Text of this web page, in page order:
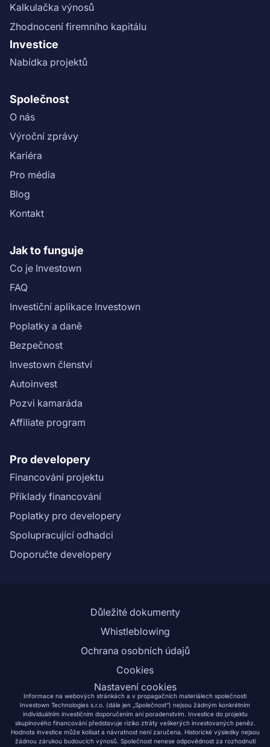
Kalkulačka výnosů
Zhodnocení firemního kapitálu
Investice
Nabídka projektů
Společnost
O nás
Výroční zprávy
Kariéra
Pro média
Blog
Kontakt
Jak to funguje
Co je Investown
FAQ
Investiční aplikace Investown
Poplatky a daně
Bezpečnost
Investown členství
Autoinvest
Pozvi kamaráda
Affiliate program
Pro developery
Financování projektu
Příklady financování
Poplatky pro developery
Spolupracující odhadci
Doporučte developery
Důležité dokumenty
Whistleblowing
Ochrana osobních údajů
Cookies
Nastavení cookies
Informace na webových stránkách a v propagačních materiálech společnosti
Investown Technologies s.r.o. (dále jen „Společnost“) nejsou žádným konkrétním
individuálním investičním doporučením ani poradenstvím. Investice do projektu
skupinového financování představuje riziko ztráty veškerých investovaných peněz.
Hodnota investice může kolísat a návratnost není zaručena. Historické výsledky nejsou
žádnou zárukou budoucích výnosů. Společnost nenese odpovědnost za rozhodnutí